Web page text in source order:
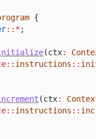
{
::* ;
(ctx:
instructions ::
(ctx:
instructions ::